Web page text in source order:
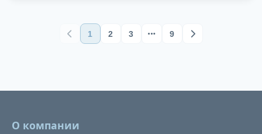
1 2 3 9
О компании